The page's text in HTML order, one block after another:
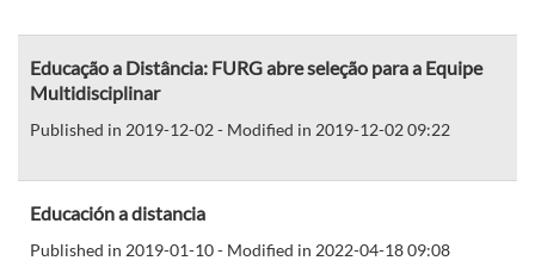
Educação a Distância: FURG abre seleção para a Equipe
Multidisciplinar
Published in 2019-12-02 - Modified in 2019-12-02 09:22
Educación a distancia
Published in 2019-01-10 - Modified in 2022-04-18 09:08